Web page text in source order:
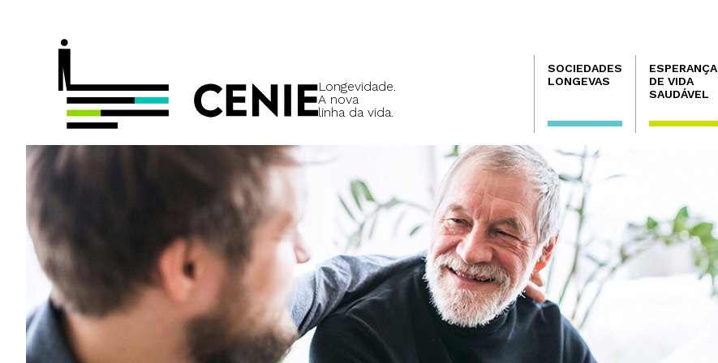
Longevidade.
A nova
linha da vida.
Navegación
principal
SOCIEDADES
LONGEVAS
ESPERANÇA
DE VIDA
SAUDÁVEL